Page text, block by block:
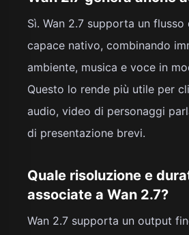
Sì. Wan 2.7 supporta un
capace nativo, combinando
ambiente, musica e voce in
Questo lo rende più utile per
audio, video di personaggi
di presentazione brevi.
Quale risoluzione e
associate a Wan 2.7?
Wan 2.7 supporta un output